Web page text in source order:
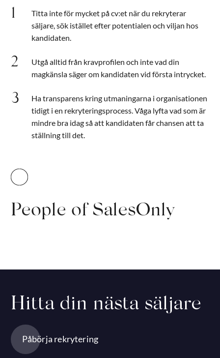
Titta inte för mycket på cv:et när du rekryterar
säljare, sök istället efter potentialen och viljan hos
kandidaten.
Utgå alltid från kravprofilen och inte vad din
magkänsla säger om kandidaten vid första intrycket.
Ha transparens kring utmaningarna i organisationen
tidigt i en rekryteringsprocess. Våga lyfta vad som är
mindre bra idag så att kandidaten får chansen att ta
ställning till det.
People of SalesOnly
Hitta din nästa säljare
Påbörja rekrytering